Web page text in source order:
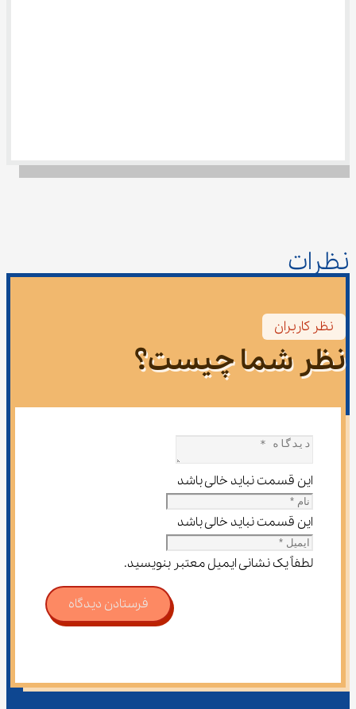
نظرات
نظر کاربران
نظر شما چیست؟
این قسمت نباید خالی باشد
این قسمت نباید خالی باشد
لطفاً یک نشانی ایمیل معتبر بنویسید.
فرستادن دیدگاه